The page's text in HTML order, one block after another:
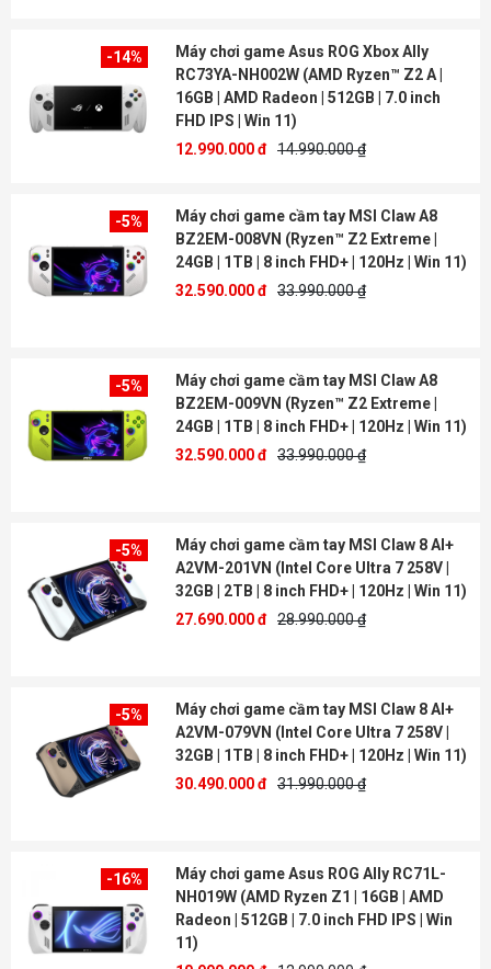
-14%
Máy chơi game Asus ROG Xbox Ally
RC73YA-NH002W (AMD Ryzen™ Z2 A |
16GB | AMD Radeon | 512GB | 7.0 inch
FHD IPS | Win 11)
12.990.000 đ 14.990.000 ₫
-5%
Máy chơi game cầm tay MSI Claw A8
BZ2EM-008VN (Ryzen™ Z2 Extreme |
24GB | 1TB | 8 inch FHD+ | 120Hz | Win 11)
32.590.000 đ 33.990.000 ₫
-5%
Máy chơi game cầm tay MSI Claw A8
BZ2EM-009VN (Ryzen™ Z2 Extreme |
24GB | 1TB | 8 inch FHD+ | 120Hz | Win 11)
32.590.000 đ 33.990.000 ₫
-5%
Máy chơi game cầm tay MSI Claw 8 AI+
A2VM-201VN (Intel Core Ultra 7 258V |
32GB | 2TB | 8 inch FHD+ | 120Hz | Win 11)
27.690.000 đ 28.990.000 ₫
-5%
Máy chơi game cầm tay MSI Claw 8 AI+
A2VM-079VN (Intel Core Ultra 7 258V |
32GB | 1TB | 8 inch FHD+ | 120Hz | Win 11)
30.490.000 đ 31.990.000 ₫
-16%
Máy chơi game Asus ROG Ally RC71L-
NH019W (AMD Ryzen Z1 | 16GB | AMD
Radeon | 512GB | 7.0 inch FHD IPS | Win
11)